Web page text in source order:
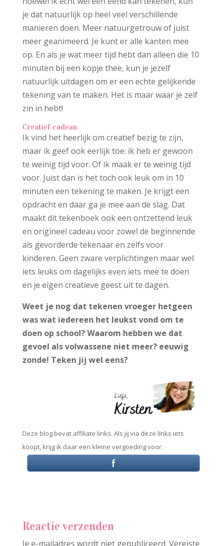
je dat natuurlijk op heel veel verschillende
manieren doen. Meer natuurgetrouw of juist
meer geanimeerd. Je kunt er alle kanten mee
op. En als je wat meer tijd hebt dan alleen die 10
minuten bij een kopje thee, kun je jezelf
natuurlijk uitdagen om er een echte gelijkende
tekening van te maken. Het is maar waar je zelf
zin in hebt!
Creatief cadeau
Ik vind het heerlijk om creatief bezig te zijn,
maar ik geef ook eerlijk toe: ik heb er gewoon
te weinig tijd voor. Of ik maak er te weinig tijd
voor. Juist dan is het toch ook leuk om in 10
minuten een tekening te maken. Je krijgt een
opdracht en daar ga je mee aan de slag. Dat
maakt dit tekenboek ook een ontzettend leuk
en origineel cadeau voor zowel de beginnende
als gevorderde tekenaar en zelfs voor
kinderen. Geen zware verplichtingen maar wel
iets leuks om dagelijks even iets mee te doen
en je eigen creatieve geest uit te dagen.
Weet je nog dat tekenen vroeger hetgeen
was wat iedereen het leukst vond om te
doen op school? Waarom hebben we dat
gevoel als volwassene niet meer? eeuwig
zonde! Teken jij wel eens?
Deze blog bevat affiliate links. Als jij via deze links iets
koopt, krijg ik daar een kleine vergoeding voor.
Reactie verzenden
Je e-mailadres wordt niet gepubliceerd. Vereiste